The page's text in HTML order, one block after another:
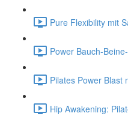
Pure Flexibility mit
Power Bauch-
Pilates Power Blast
Hip Awakening: